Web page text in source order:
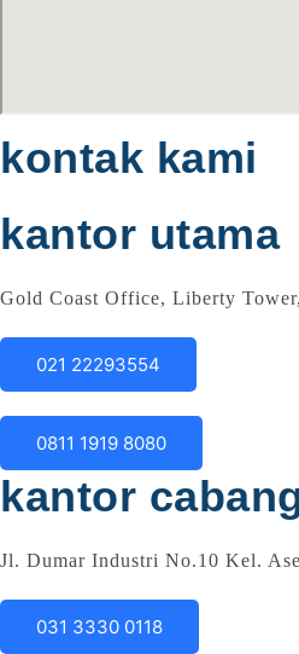
kontak kami
kantor utama
Gold Coast Office, Liberty
021 22293554
0811 1919 8080
kantor
Jl. Dumar Industri No.10 Kel.
031 3330 0118